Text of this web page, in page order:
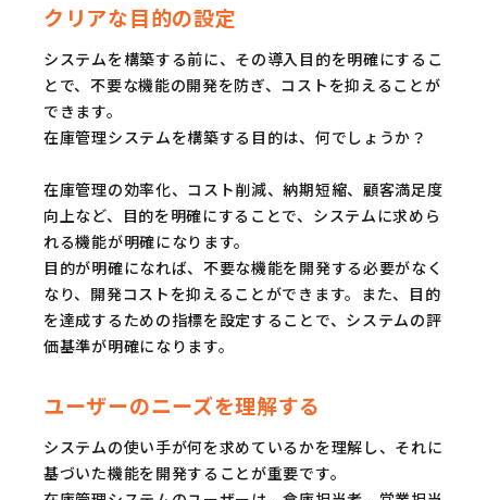
クリアな目的の設定
システムを構築する前に、その導入目的を明確にするこ
とで、不要な機能の開発を防ぎ、コストを抑えることが
できます。
在庫管理システムを構築する目的は、何でしょうか？
在庫管理の効率化、コスト削減、納期短縮、顧客満足度
向上など、目的を明確にすることで、システムに求めら
れる機能が明確になります。
目的が明確になれば、不要な機能を開発する必要がなく
なり、開発コストを抑えることができます。また、目的
を達成するための指標を設定することで、システムの評
価基準が明確になります。
ユーザーのニーズを理解する
システムの使い手が何を求めているかを理解し、それに
基づいた機能を開発することが重要です。